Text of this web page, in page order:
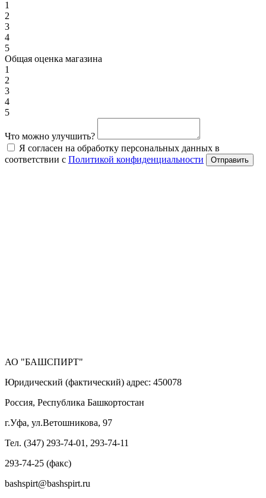
1
2
3
4
5
Общая оценка магазина
1
2
3
4
5
Что можно улучшить?
Я согласен на обработку персональных данных в
соответствии с Политикой конфиденциальности Отправить
АО "БАШСПИРТ"
Юридический (фактический) адрес: 450078
Россия, Республика Башкортостан
г.Уфа, ул.Ветошникова, 97
Тел. (347) 293-74-01, 293-74-11
293-74-25 (факс)
bashspirt@bashspirt.ru